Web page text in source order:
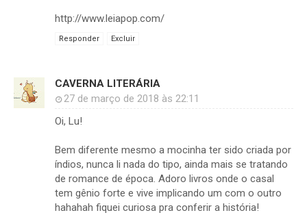
http://www.leiapop.com/
Responder Excluir
CAVERNA LITERÁRIA
27 de março de 2018 às 22:11
Oi, Lu!
Bem diferente mesmo a mocinha ter sido criada por
índios, nunca li nada do tipo, ainda mais se tratando
de romance de época. Adoro livros onde o casal
tem gênio forte e vive implicando um com o outro
hahahah fiquei curiosa pra conferir a história!